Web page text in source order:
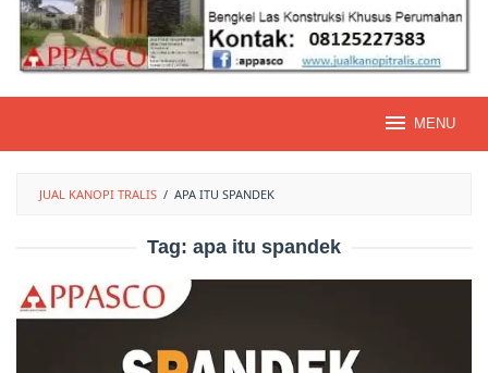
MENU
JUAL KANOPI TRALIS / APA ITU SPANDEK
Tag: apa itu spandek